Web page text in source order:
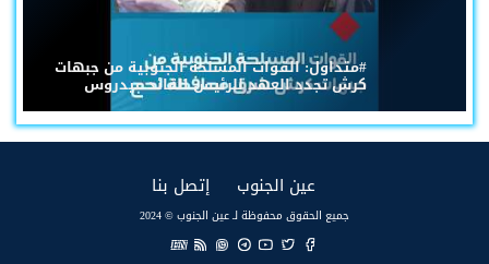
#متداول: القوات المسلحة الجنوبية من جبهات
كرش تجدد العهد للرئيس القائد عيدروس
عين الجنوب إتصل بنا
جميع الحقوق محفوظة لـ عين الجنوب © 2024
EN